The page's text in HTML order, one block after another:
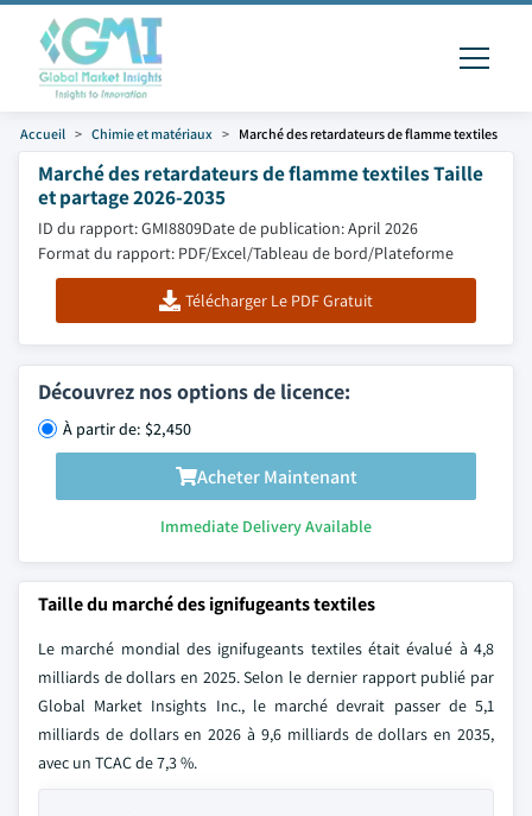
Accueil Chimie et matériaux Marché des retardateurs de flamme textiles
Marché des retardateurs de flamme textiles Taille
et partage 2026-2035
ID du rapport: GMI8809Date de publication: April 2026
Format du rapport: PDF/Excel/Tableau de bord/Plateforme
Télécharger Le PDF Gratuit
Découvrez nos options de licence:
À partir de: $2,450
Acheter Maintenant
Immediate Delivery Available
Taille du marché des ignifugeants textiles
Le marché mondial des ignifugeants textiles était évalué à 4,8
milliards de dollars en 2025. Selon le dernier rapport publié par
Global Market Insights Inc., le marché devrait passer de 5,1
milliards de dollars en 2026 à 9,6 milliards de dollars en 2035,
avec un TCAC de 7,3 %.